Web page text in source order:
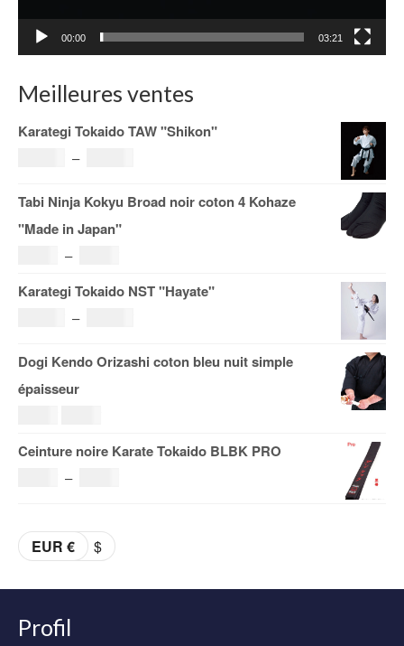
00:00 03:21
Meilleures ventes
Karategi Tokaido TAW "Shikon"
–
prix :
185.00€
Tabi Ninja Kokyu Broad noir coton 4 Kohaze
"Made in Japan"
–
à
Karategi Tokaido NST "Hayate"
–
prix :
153.00€
Dogi Kendo Orizashi coton bleu nuit simple
épaisseur
Ceinture noire Karate Tokaido BLBK PRO
–
à
EUR € $
Profil